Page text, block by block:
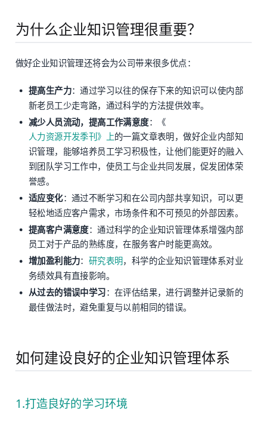
为什么企业知识管理很重要？
做好企业知识管理还将会为公司带来很多优点：
提高生产力：通过学习以往的保存下来的知识可以使内部
新老员工少走弯路，通过科学的方法提供效率。
减少人员流动，提高工作满意度：《
人力资源开发季刊》上的一篇文章表明，做好企业内部知
识管理，能够培养员工学习积极性，让他们能更好的融入
到团队学习工作中，使员工与企业共同发展，促发团体荣
誉感。
适应变化：通过不断学习和在公司内部共享知识，可以更
轻松地适应客户需求，市场条件和不可预见的外部因素。
提高客户满意度：通过科学的企业知识管理体系增强内部
员工对于产品的熟练度，在服务客户时能更高效。
增加盈利能力： 研究表明，科学的企业知识管理体系对业
务绩效具有直接影响。
从过去的错误中学习：在评估结果，进行调整并记录新的
最佳做法时，避免重复与以前相同的错误。
如何建设良好的企业知识管理体系
1.打造良好的学习环境